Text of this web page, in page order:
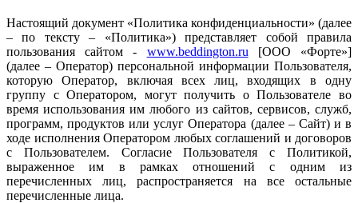
Настоящий документ «Политика конфиденциальности» (далее
– по тексту – «Политика») представляет собой правила
пользования сайтом - www.beddington.ru [ООО «Форте»]
(далее – Оператор) персональной информации Пользователя,
которую Оператор, включая всех лиц, входящих в одну
группу с Оператором, могут получить о Пользователе во
время использования им любого из сайтов, сервисов, служб,
программ, продуктов или услуг Оператора (далее – Сайт) и в
ходе исполнения Оператором любых соглашений и договоров
с Пользователем. Согласие Пользователя с Политикой,
выраженное им в рамках отношений с одним из
перечисленных лиц, распространяется на все остальные
перечисленные лица.